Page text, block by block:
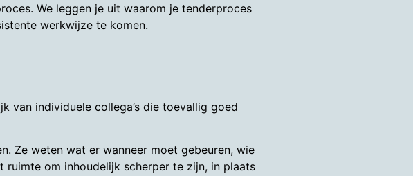
We leggen je uit waarom je tenderproces
werkwijze te komen.
van individuele collega’s die toevallig goed
Ze weten wat er wanneer moet gebeuren, wie
om inhoudelijk scherper te zijn, in plaats